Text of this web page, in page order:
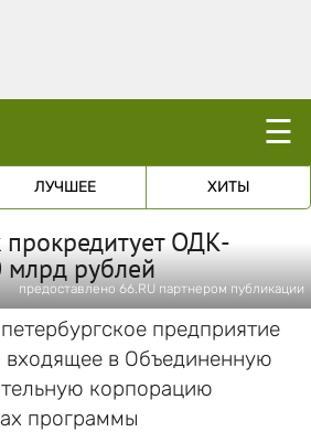
☰
ЛУЧШЕЕ ХИТЫ
ОДК-
рублей
предоставлено 66.RU партнером публикации
предприятие
в Объединенную
корпорацию
программы